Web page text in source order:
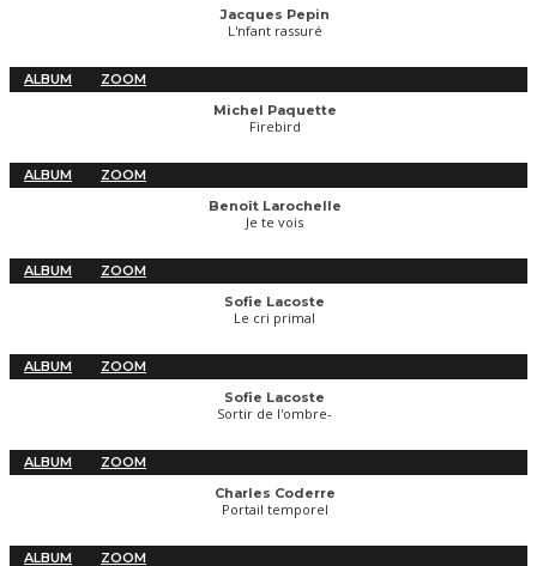
Jacques Pepin
L'nfant rassuré
ALBUM
ZOOM
Michel Paquette
Firebird
ALBUM
ZOOM
Benoît Larochelle
Je te vois
ALBUM
ZOOM
Sofie Lacoste
Le cri primal
ALBUM
ZOOM
Sofie Lacoste
Sortir de l'ombre-
ALBUM
ZOOM
Charles Coderre
Portail temporel
ALBUM ZOOM